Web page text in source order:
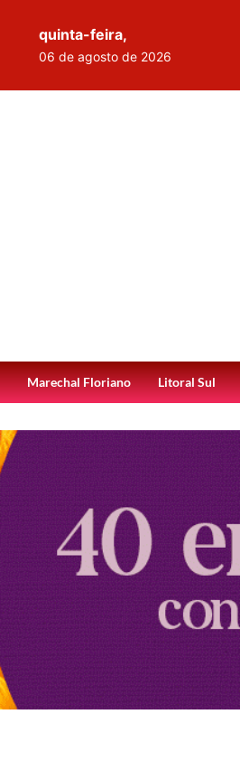
quinta-feira,
06 de agosto de 2026
Marechal Floriano Litoral Sul